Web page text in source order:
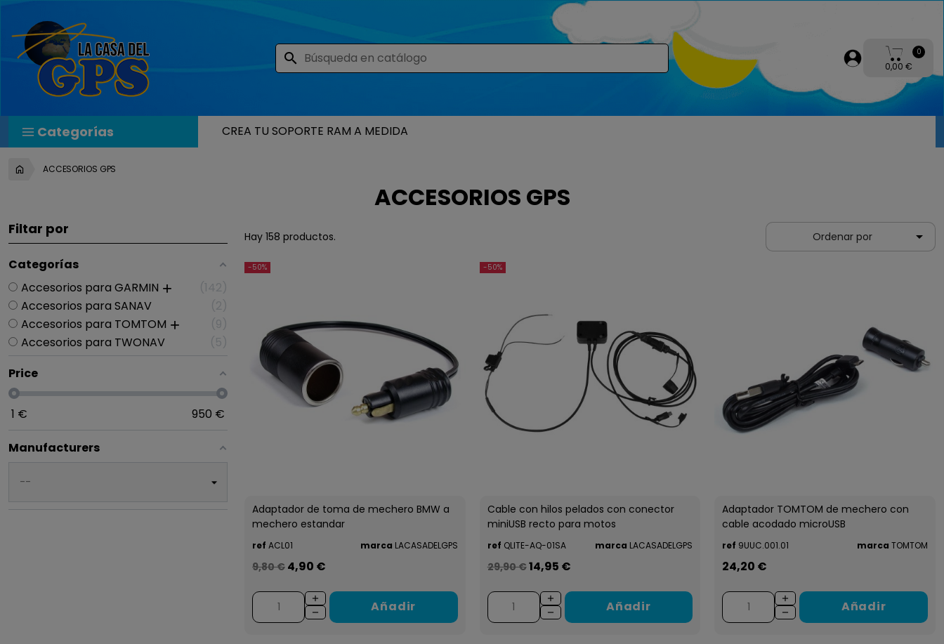
search 0
0,00 €
Categorías CREA TU SOPORTE RAM A MEDIDA
ACCESORIOS GPS
ACCESORIOS GPS
Filtar por
Categorías
Accesorios para GARMIN
142
Accesorios para SANAV
2
Accesorios para TOMTOM
9
Accesorios para TWONAV
5
Price
1 € 950 €
Manufacturers
Hay 158 productos. Ordenar por 
-50%
Adaptador de toma de mechero BMW a
mechero estandar
ref ACL01 marca LACASADELGPS
9,80 € 4,90 €
Añadir
-50%
Cable con hilos pelados con conector
miniUSB recto para motos
ref QLITE-AQ-01SA marca LACASADELGPS
29,90 €14,95 €
Añadir
Adaptador TOMTOM de mechero con
cable acodado microUSB
ref 9UUC.001.01 marca TOMTOM
24,20 €
Añadir